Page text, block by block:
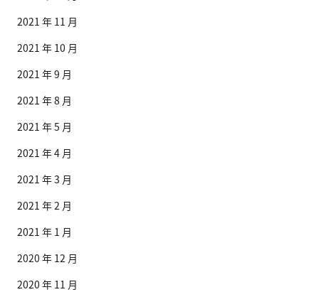
2021 年 11 月
2021 年 10 月
2021 年 9 月
2021 年 8 月
2021 年 5 月
2021 年 4 月
2021 年 3 月
2021 年 2 月
2021 年 1 月
2020 年 12 月
2020 年 11 月